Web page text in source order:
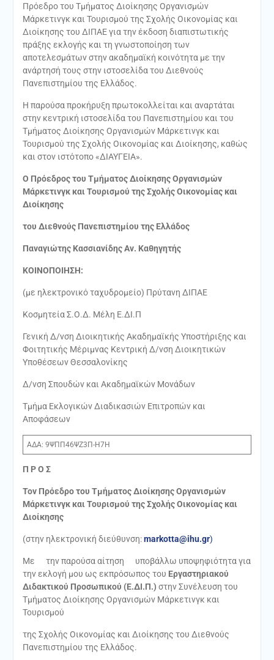
Πρόεδρο του Τμήματος Διοίκησης Οργανισμών
Μάρκετινγκ και Τουρισμού της Σχολής Οικονομίας και
Διοίκησης του ΔΙΠΑΕ για την έκδοση διαπιστωτικής
πράξης εκλογής και τη γνωστοποίηση των
αποτελεσμάτων στην ακαδημαϊκή κοινότητα με την
ανάρτησή τους στην ιστοσελίδα του Διεθνούς
Πανεπιστημίου της Ελλάδος.
Η παρούσα προκήρυξη πρωτοκολλείται και αναρτάται
στην κεντρική ιστοσελίδα του Πανεπιστημίου και του
Τμήματος Διοίκησης Οργανισμών Μάρκετινγκ και
Τουρισμού της Σχολής Οικονομίας και Διοίκησης, καθώς
και στον ιστότοπο «ΔΙΑΥΓΕΙΑ».
Ο Πρόεδρος του Τμήματος Διοίκησης Οργανισμών
Μάρκετινγκ και Τουρισμού της Σχολής Οικονομίας και
Διοίκησης
του Διεθνούς Πανεπιστημίου της Ελλάδος
Παναγιώτης Κασσιανίδης Αν. Καθηγητής
ΚΟΙΝΟΠΟΙΗΣΗ:
(με ηλεκτρονικό ταχυδρομείο) Πρύτανη ΔΙΠΑΕ
Κοσμητεία Σ.Ο.Δ. Μέλη Ε.ΔΙ.Π
Γενική Δ/νση Διοικητικής Ακαδημαϊκής Υποστήριξης και
Φοιτητικής Μέριμνας Κεντρική Δ/νση Διοικητικών
Υποθέσεων Θεσσαλονίκης
Δ/νση Σπουδών και Ακαδημαϊκών Μονάδων
Τμήμα Εκλογικών Διαδικασιών Επιτροπών και
Αποφάσεων
ΑΔΑ: 9ΨΠΠ46ΨΖ3Π-Η7Η
Π Ρ Ο Σ
Τον Πρόεδρο του Τμήματος Διοίκησης Οργανισμών
Μάρκετινγκ και Τουρισμού της Σχολής Οικονομίας και
Διοίκησης
(στην ηλεκτρονική διεύθυνση:markotta@ihu.gr)
Με την παρούσα αίτηση υποβάλλω υποψηφιότητα για
την εκλογή μου ως εκπρόσωπος του Εργαστηριακού
Διδακτικού Προσωπικού (Ε.ΔΙ.Π.) στην Συνέλευση του
Τμήματος Διοίκησης Οργανισμών Μάρκετινγκ και
Τουρισμού
της Σχολής Οικονομίας και Διοίκησης του Διεθνούς
Πανεπιστημίου της Ελλάδος.